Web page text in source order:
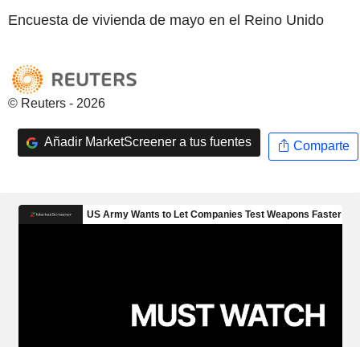
Encuesta de vivienda de mayo en el Reino Unido
© Reuters - 2026
Añadir MarketScreener a tus fuentes Comparte